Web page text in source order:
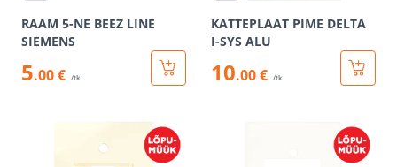
RAAM 5-NE BEEZ LINE
SIEMENS
5.00 € /tk
KATTEPLAAT PIME DELTA
I-SYS ALU
10.00 € /tk